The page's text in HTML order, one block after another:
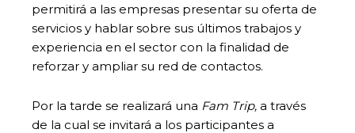
permitirá a las empresas presentar su oferta de
servicios y hablar sobre sus últimos trabajos y
experiencia en el sector con la finalidad de
reforzar y ampliar su red de contactos.
Por la tarde se realizará una Fam Trip, a través
de la cual se invitará a los participantes a